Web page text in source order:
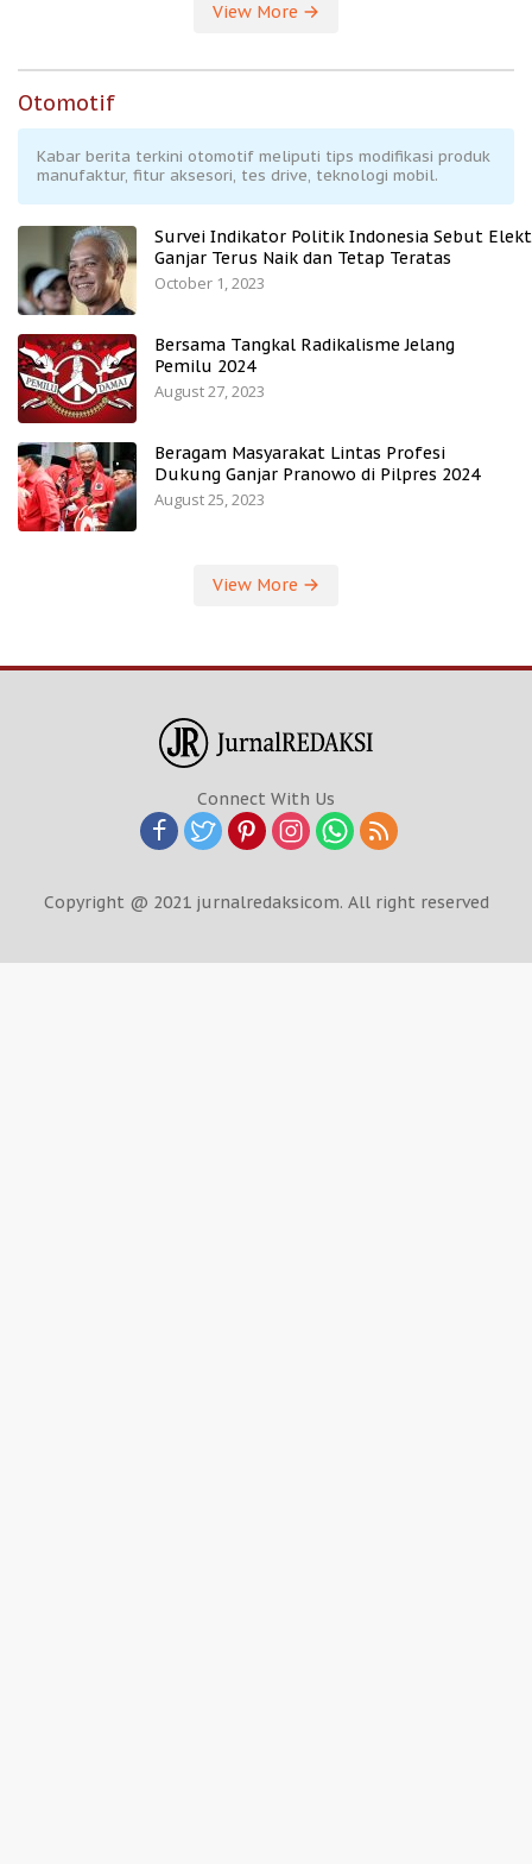
View More
Otomotif
Kabar berita terkini otomotif meliputi tips modifikasi produk
manufaktur, fitur aksesori, tes drive, teknologi mobil.
Survei Indikator Politik Indonesia Sebut
Ganjar Terus Naik dan Tetap Teratas
October 1, 2023
Bersama Tangkal Radikalisme Jelang
Pemilu 2024
August 27, 2023
Beragam Masyarakat Lintas Profesi
Dukung Ganjar Pranowo di Pilpres 2024
August 25, 2023
View More
Connect With Us
Copyright @ 2021 jurnalredaksicom. All right reserved